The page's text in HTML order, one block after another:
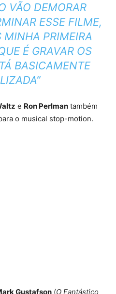
VÃO DEMORAR
ESSE FILME,
MINHA PRIMEIRA
É GRAVAR OS
BASICAMENTE
e Ron Perlman também
o musical stop-motion.
Gustafson (O Fantástico